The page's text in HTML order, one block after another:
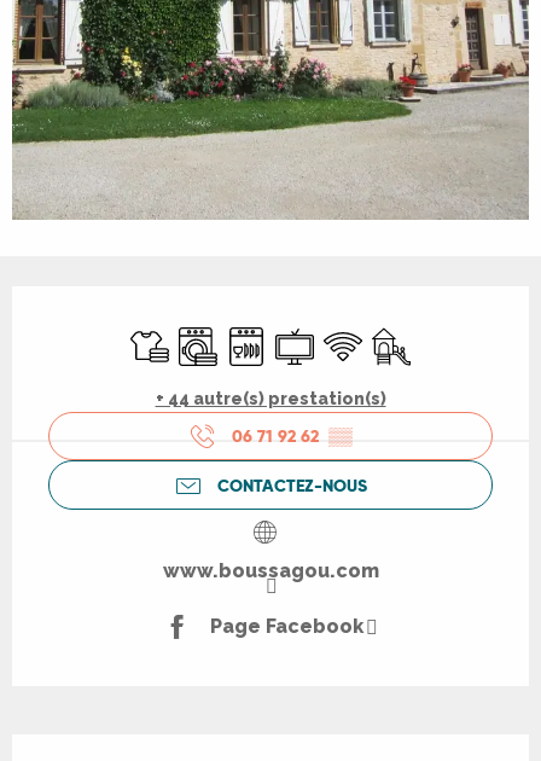
Draps et linge
Lave lingeLave vaisselle
Télévision
WiFi Jeux pour enfants
+ 44 autre(s) prestation(s)
06 71 92 62 ▒▒
CONTACTEZ-NOUS
www.boussagou.com
Page Facebook